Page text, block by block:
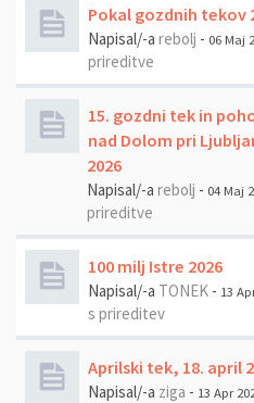
Pokal gozdnih tekov
Napisal/-a rebolj - 06 Maj
prireditve
15. gozdni tek in
nad Dolom pri
2026
Napisal/-a rebolj - 04 Maj
prireditve
100 milj Istre 2026
Napisal/-a TONEK - 13
s prireditev
Aprilski tek, 18. april
Napisal/-a ziga - 13 Apr